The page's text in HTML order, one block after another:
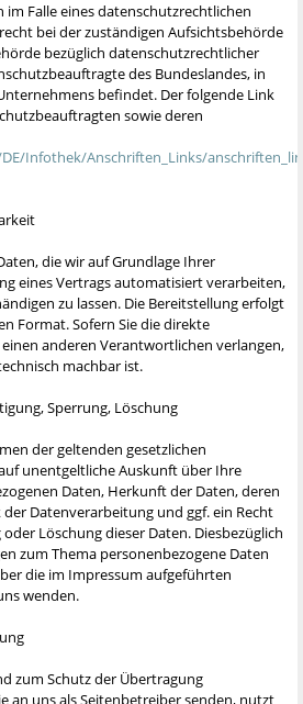
Falle eines datenschutzrechtlichen
bei der zuständigen Aufsichtsbehörde
bezüglich datenschutzrechtlicher
des Bundeslandes, in
befindet. Der folgende Link
sowie deren
Infothek/Anschriften_Links/
die wir auf Grundlage Ihrer
eines Vertrags automatisiert verarbeiten,
zu lassen. Die Bereitstellung erfolgt
Format. Sofern Sie die direkte
anderen Verantwortlichen verlangen,
machbar ist.
Sperrung, Löschung
der geltenden gesetzlichen
unentgeltliche Auskunft über Ihre
Daten, Herkunft der Daten, deren
Datenverarbeitung und ggf. ein Recht
Löschung dieser Daten. Diesbezüglich
zum Thema personenbezogene Daten
die im Impressum aufgeführten
wenden.
zum Schutz der Übertragung
an uns als Seitenbetreiber senden, nutzt